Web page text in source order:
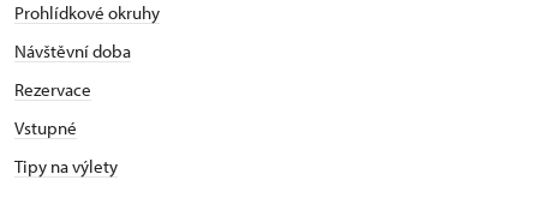
Prohlídkové okruhy
Návštěvní doba
Rezervace
Vstupné
Tipy na výlety